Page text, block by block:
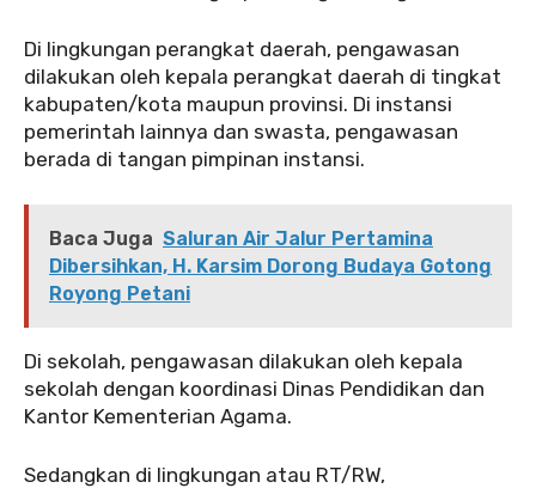
Di lingkungan perangkat daerah, pengawasan
dilakukan oleh kepala perangkat daerah di tingkat
kabupaten/kota maupun provinsi. Di instansi
pemerintah lainnya dan swasta, pengawasan
berada di tangan pimpinan instansi.
Baca Juga Saluran Air Jalur Pertamina
Dibersihkan, H. Karsim Dorong Budaya Gotong
Royong Petani
Di sekolah, pengawasan dilakukan oleh kepala
sekolah dengan koordinasi Dinas Pendidikan dan
Kantor Kementerian Agama.
Sedangkan di lingkungan atau RT/RW,